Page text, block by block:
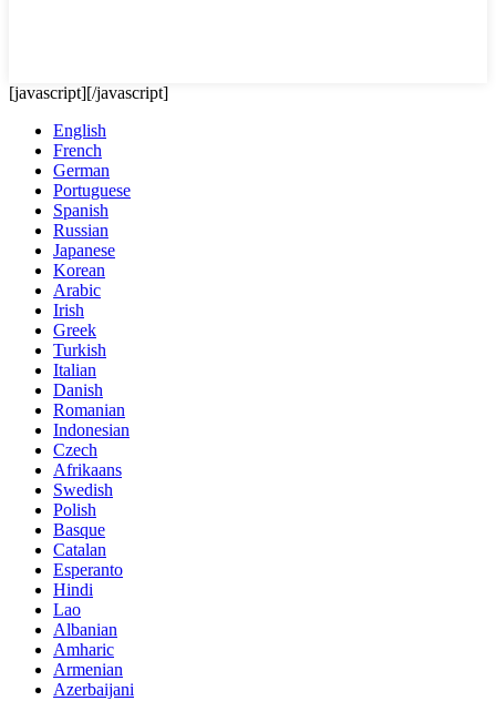
[javascript][/javascript]
English
French
German
Portuguese
Spanish
Russian
Japanese
Korean
Arabic
Irish
Greek
Turkish
Italian
Danish
Romanian
Indonesian
Czech
Afrikaans
Swedish
Polish
Basque
Catalan
Esperanto
Hindi
Lao
Albanian
Amharic
Armenian
Azerbaijani